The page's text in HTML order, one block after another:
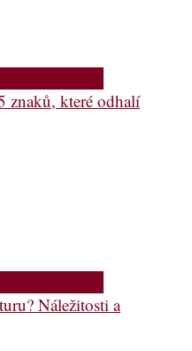
znaků, které odhalí
Náležitosti a